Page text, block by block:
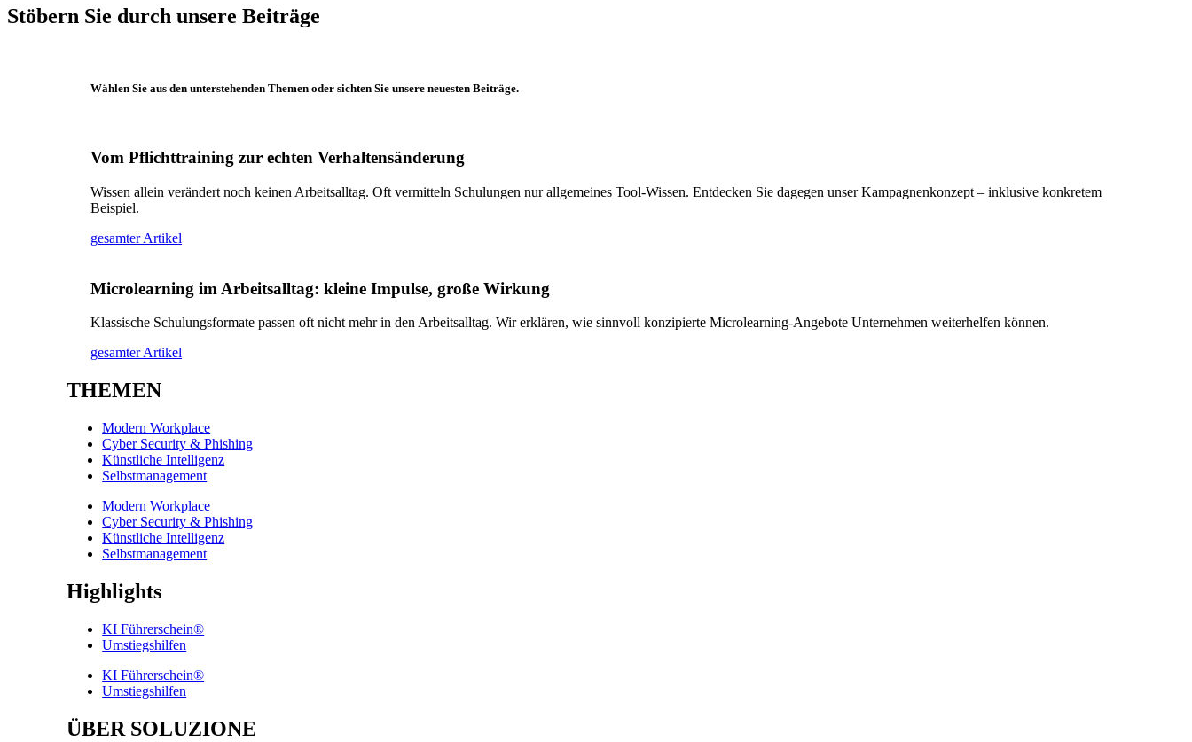
Stöbern Sie durch unsere Beiträge
Wählen Sie aus den unterstehenden Themen oder sichten Sie unsere neuesten Beiträge.
Vom Pflichttraining zur echten Verhaltensänderung
Wissen allein verändert noch keinen Arbeitsalltag. Oft vermitteln Schulungen nur allgemeines Tool-Wissen. Entdecken Sie dagegen unser Kampagnenkonzept – inklusive konkretem
Beispiel.
gesamter Artikel
Microlearning im Arbeitsalltag: kleine Impulse, große Wirkung
Klassische Schulungsformate passen oft nicht mehr in den Arbeitsalltag. Wir erklären, wie sinnvoll konzipierte Microlearning-Angebote Unternehmen weiterhelfen können.
gesamter Artikel
THEMEN
Modern Workplace
Cyber Security & Phishing
Künstliche Intelligenz
Selbstmanagement
Modern Workplace
Cyber Security & Phishing
Künstliche Intelligenz
Selbstmanagement
Highlights
KI Führerschein®
Umstiegshilfen
KI Führerschein®
Umstiegshilfen
ÜBER SOLUZIONE